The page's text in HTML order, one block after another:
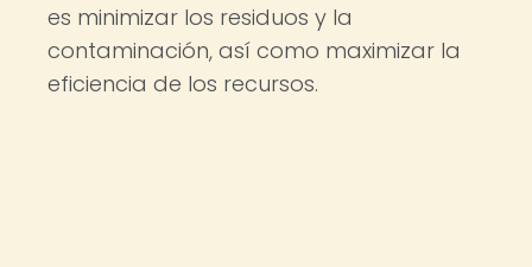
es minimizar los residuos y la
contaminación, así como maximizar la
eficiencia de los recursos.